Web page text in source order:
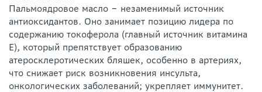
Пальмоядровое масло ‒ незаменимый источник
антиоксидантов. Оно занимает позицию лидера по
содержанию токоферола (главный источник витамина
Е), который препятствует образованию
атеросклеротических бляшек, особенно в артериях,
что снижает риск возникновения инсульта,
онкологических заболеваний; укрепляет иммунитет.